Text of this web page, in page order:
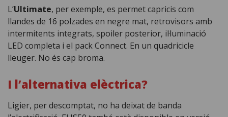
L’Ultimate, per exemple, es permet capricis com
llandes de 16 polzades en negre mat, retrovisors amb
intermitents integrats, spoiler posterior, il·luminació
LED completa i el pack Connect. En un quadricicle
lleuger. No és cap broma.
I l’alternativa elèctrica?
Ligier, per descomptat, no ha deixat de banda